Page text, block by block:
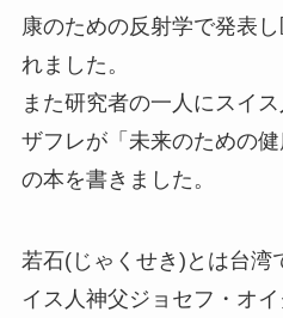
康のための反射学で発表
れました。
また研究者の一人にスイ
ザフレが「未来のための
の本を書きました。
若石(じゃくせき)とは台湾
イス人神父ジョセフ・オ